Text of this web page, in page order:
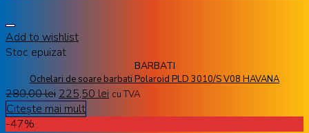
Add to wishlist
Stoc epuizat
BARBATI
Ochelari de soare barbati Polaroid PLD 3010/S V08 HAVANA
280,00lei 225,50 lei cu TVA
Citește mai mult
-47%